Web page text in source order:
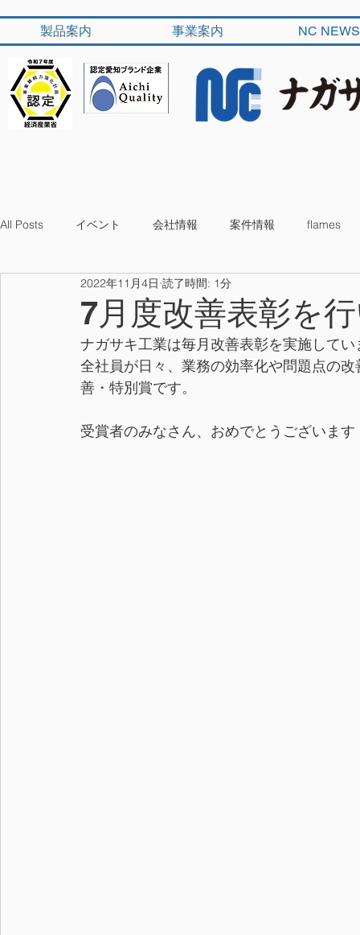
製品案内 事業案内 NC NEWS
All Posts イベント 会社情報 案件情報 flames
7月度改善表彰を
2022年11月4日 読了時間: 1分
ナガサキ工業は毎月改善表彰を実施してい
全社員が日々、業務の効率化や問題点の
善・特別賞です。
受賞者のみなさん、おめでとうございます